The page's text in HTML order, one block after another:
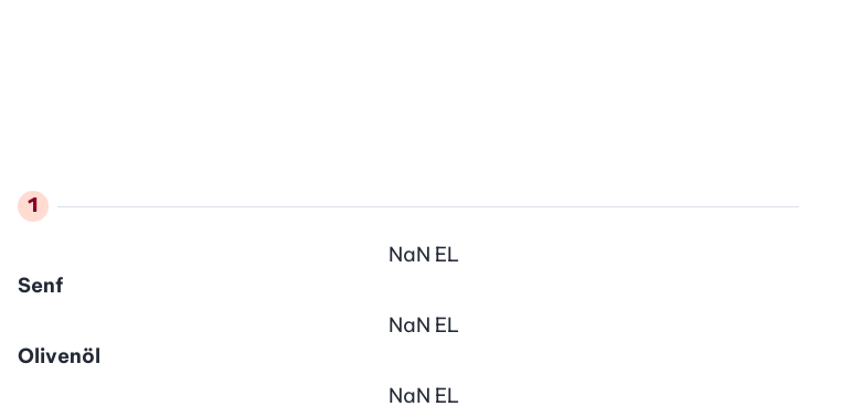
Senf
NaN EL
Olivenöl
NaN EL
NaN EL